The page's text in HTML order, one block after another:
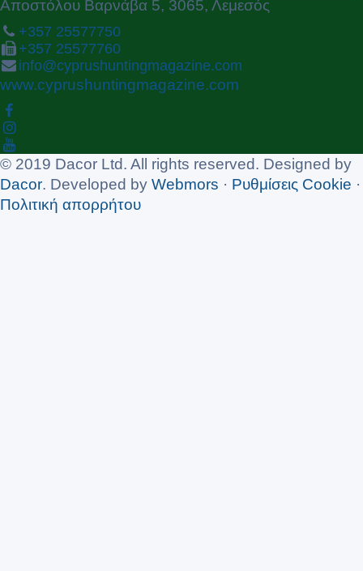
Αποστόλου Βαρνάβα 5, 3065, Λεμεσός
+357 25577750
+357 25577760
info@cyprushuntingmagazine.com
www.cyprushuntingmagazine.com
© 2019 Dacor Ltd. All rights reserved. Designed by
Dacor. Developed by Webmors · Ρυθμίσεις Cookie ·
Πολιτική απορρήτου